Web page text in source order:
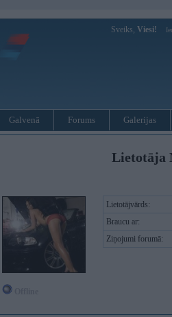
Sveiks, Viesi!
Galvenā Forums Galerijas
Lietotāja
Lietotājvārds:
Braucu ar:
Ziņojumi forumā: